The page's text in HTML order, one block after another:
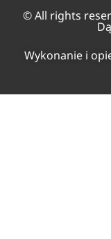
© All rights
Wykonanie i